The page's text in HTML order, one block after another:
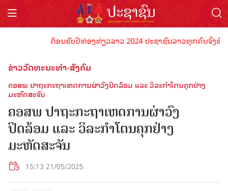
ຕ້ອນຮັບປີທ່ອງທ່ຽວລາວ 2024 ປະຊາຊົນລາວທຸກຄົນຈົ່ງພ້ອ
ຂ່າວວັດທະນະທຳ-ສັງຄົມ
ຄອສພ ປາຖະກະຖາເຫດການຜ່າວົງປິດລ້ອມ ແລະ ວິລະກຳໂຕນຄຸກຢ່າງ
ມະຫັດສະຈັນ
ຄອສພ ປາຖະກະຖາເຫດການຜ່າວົງ
ປິດລ້ອມ ແລະ ວິລະກຳໂຕນຄຸກຢ່າງ
ມະຫັດສະຈັນ
15:13 21/05/2025